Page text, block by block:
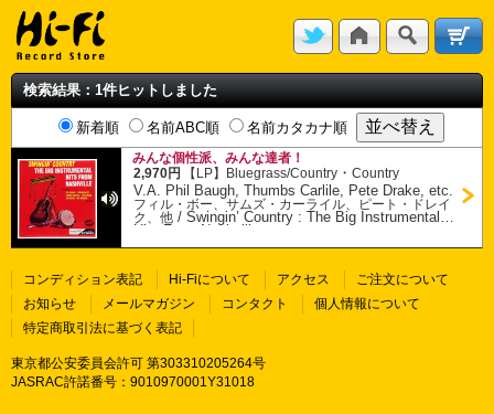
検索結果：1件ヒットしました
新着順 名前ABC順 名前カタカナ順
みんな個性派、みんな達者！
2,970円
【LP】 Bluegrass/Country ・Country
V.A. Phil Baugh, Thumbs Carlile, Pete Drake, etc.
フィル・ボー、サムズ・カーライル、ピート・ドレイ
ク、他 /Swingin’ Country : The Big Instrumental
Hits From Nashville
コンディション表記 Hi-Fiについて アクセス
ご注文について
お知らせ
メールマガジン コンタクト
個人情報について
特定商取引法に基づく表記
東京都公安委員会許可 第303310205264号
JASRAC許諾番号：9010970001Y31018